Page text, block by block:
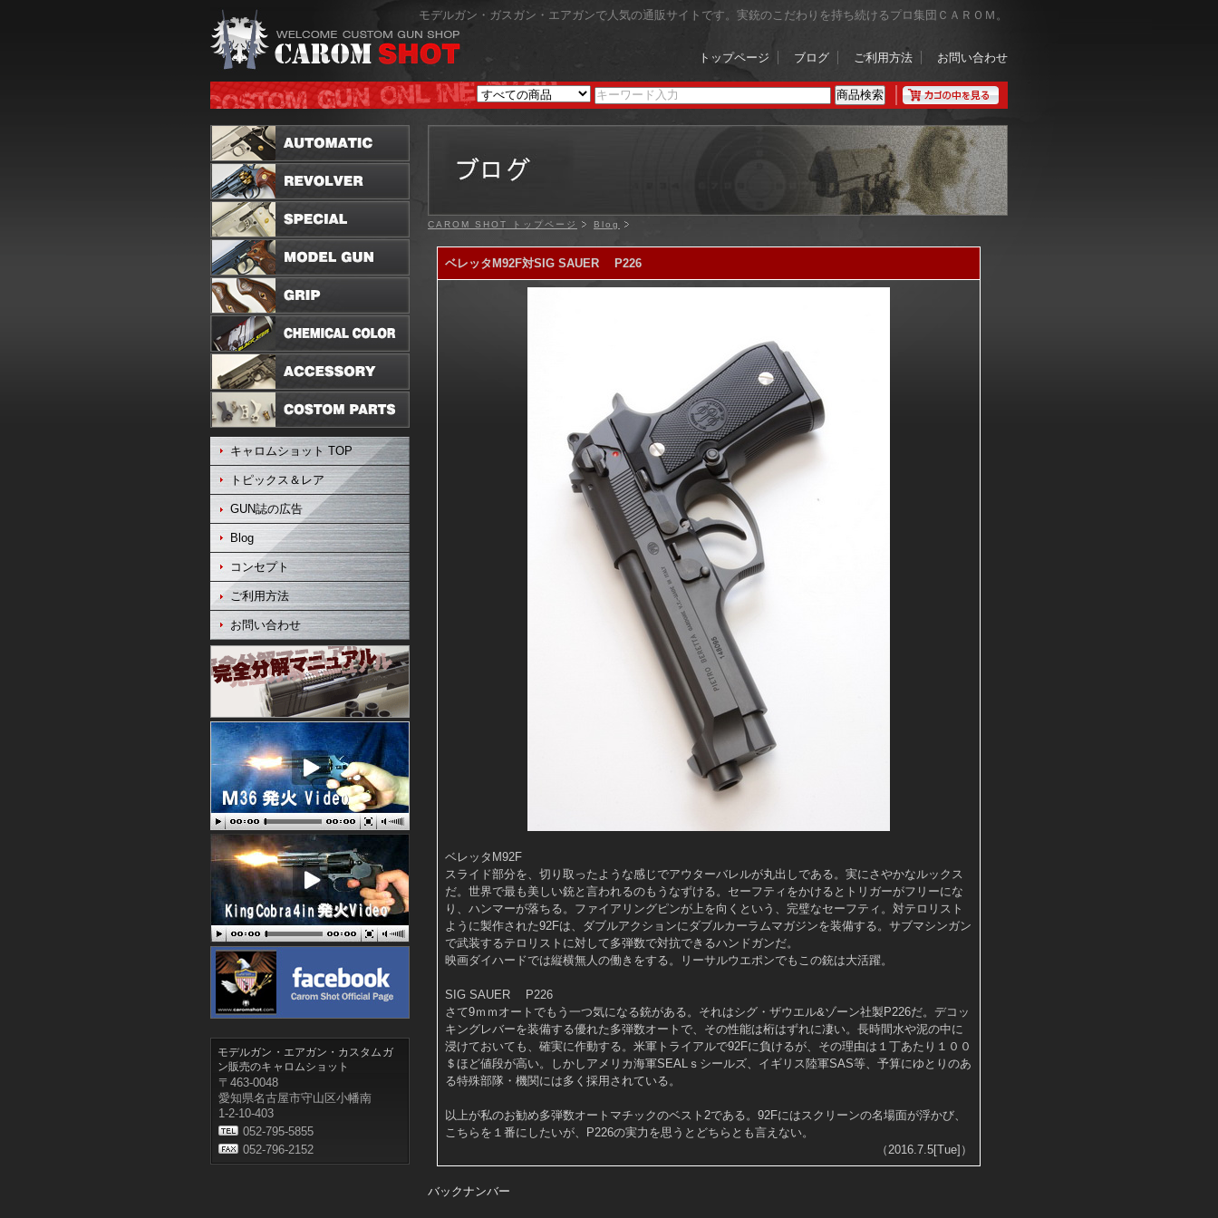
モデルガン・ガスガン・エアガンで人気の通販サイトです。実銃のこだわりを持ち続けるプロ集団ＣＡＲＯＭ。
トップページ ブログ ご利用方法 お問い合わせ
キャロムショット TOP
トピックス＆レア
GUN誌の広告
Blog
コンセプト
ご利用方法
お問い合わせ
モデルガン・エアガン・カスタムガ
ン販売のキャロムショット
〒463-0048
愛知県名古屋市守山区小幡南
1-2-10-403
052-795-5855
052-796-2152
CAROM SHOT トップページ Blog
ベレッタM92F対SIG SAUER P226
ベレッタM92F
スライド部分を、切り取ったような感じでアウターバレルが丸出しである。実にさやかなルックス
だ。世界で最も美しい銃と言われるのもうなずける。セーフティをかけるとトリガーがフリーにな
り、ハンマーが落ちる。ファイアリングピンが上を向くという、完璧なセーフティ。対テロリスト
ように製作された92Fは、ダブルアクションにダブルカーラムマガジンを装備する。サブマシンガン
で武装するテロリストに対して多弾数で対抗できるハンドガンだ。
映画ダイハードでは縦横無人の働きをする。リーサルウエポンでもこの銃は大活躍。
SIG SAUER P226
さて9ｍｍオートでもう一つ気になる銃がある。それはシグ・ザウエル&ゾーン社製P226だ。デコッ
キングレバーを装備する優れた多弾数オートで、その性能は桁はずれに凄い。長時間水や泥の中に
浸けておいても、確実に作動する。米軍トライアルで92Fに負けるが、その理由は１丁あたり１００
＄ほど値段が高い。しかしアメリカ海軍SEALｓシールズ、イギリス陸軍SAS等、予算にゆとりのあ
る特殊部隊・機関には多く採用されている。
以上が私のお勧め多弾数オートマチックのベスト2である。92Fにはスクリーンの名場面が浮かび、
こちらを１番にしたいが、P226の実力を思うとどちらとも言えない。
（2016.7.5[Tue]）
バックナンバー